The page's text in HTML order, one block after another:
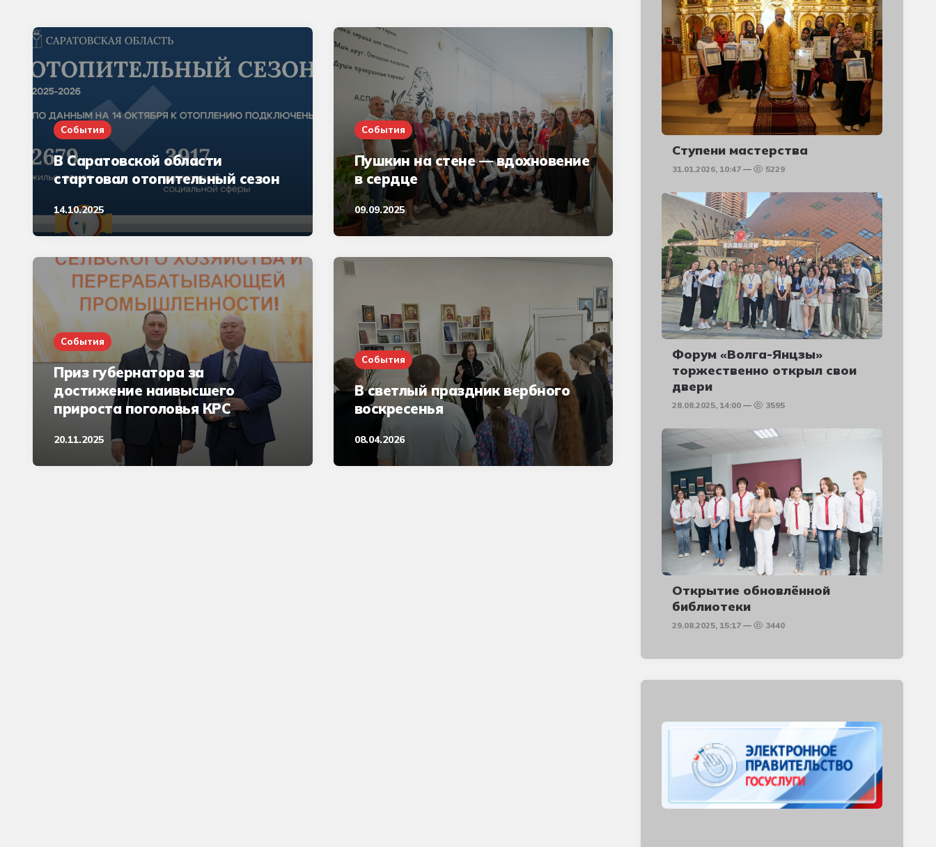
События
В Саратовской области
стартовал отопительный сезон
14.10.2025
События
Пушкин на стене — вдохновение
в сердце
09.09.2025
События
Приз губернатора за
достижение наивысшего
прироста поголовья КРС
20.11.2025
События
В светлый праздник вербного
воскресенья
08.04.2026
Ступени мастерства
31.01.2026, 10:47 5229
Форум «Волга-Янцзы»
торжественно открыл свои
двери
28.08.2025, 14:00 3595
Открытие обновлённой
библиотеки
29.08.2025, 15:17 3440